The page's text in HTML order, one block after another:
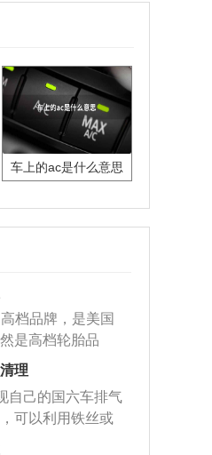
车上的ac是什么意思
档品牌，是美国
是高档轮胎品
胎都有生产，这
场。
理
自己的国六车排气
可以利用铁丝或
给取出来，如果